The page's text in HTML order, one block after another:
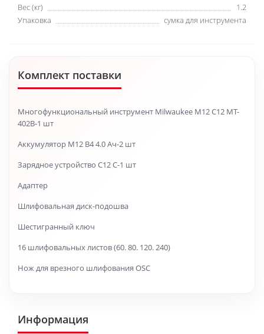
Вес (кг)
1.2
Упаковка
сумка для инструмента
Комплект поставки
Многофункциональный инструмент Milwaukee M12 C12 MT-
402B-1 шт
Аккумулятор M12 B4 4.0 Ач-2 шт
Зарядное устройство C12 C-1 шт
Адаптер
Шлифовальная диск-подошва
Шестигранный ключ
16 шлифовальных листов (60. 80. 120. 240)
Нож для врезного шлифования OSC
Информация